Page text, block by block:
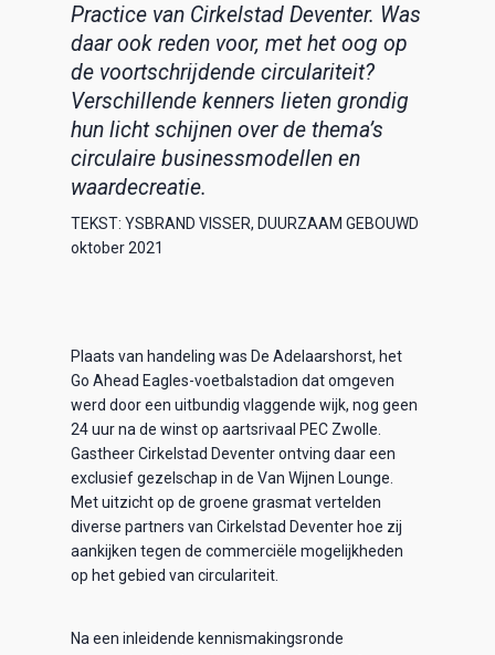
Practice van Cirkelstad Deventer. Was
daar ook reden voor, met het oog op
de voortschrijdende circulariteit?
Verschillende kenners lieten grondig
hun licht schijnen over de thema’s
circulaire businessmodellen en
waardecreatie.
TEKST: YSBRAND VISSER, DUURZAAM GEBOUWD
oktober 2021
Plaats van handeling was De Adelaarshorst, het
Go Ahead Eagles-voetbalstadion dat omgeven
werd door een uitbundig vlaggende wijk, nog geen
24 uur na de winst op aartsrivaal PEC Zwolle.
Gastheer Cirkelstad Deventer ontving daar een
exclusief gezelschap in de Van Wijnen Lounge.
Met uitzicht op de groene grasmat vertelden
diverse partners van Cirkelstad Deventer hoe zij
aankijken tegen de commerciële mogelijkheden
op het gebied van circulariteit.
Na een inleidende kennismakingsronde